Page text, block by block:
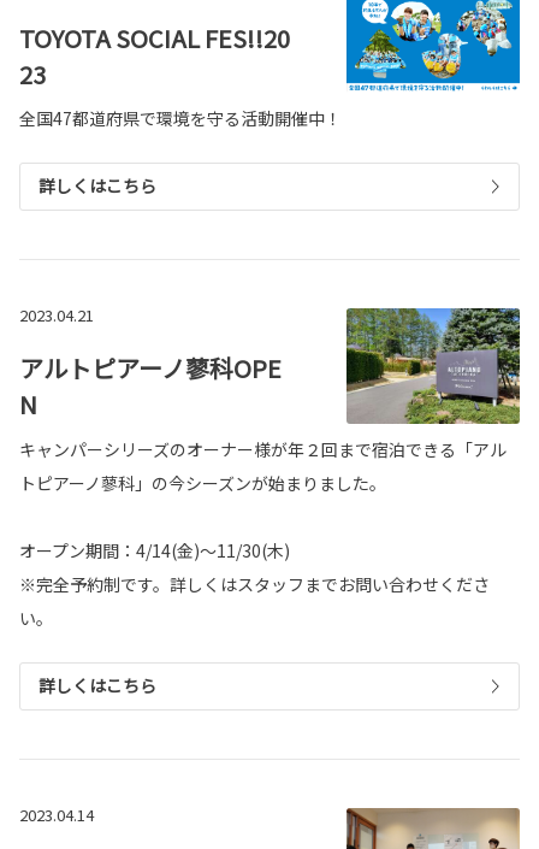
TOYOTA SOCIAL FES!!20
23
全国47都道府県で環境を守る活動開催中！
詳しくはこちら
2023.04.21
アルトピアーノ蓼科OPE
N
キャンパーシリーズのオーナー様が年２回まで宿泊できる「アル
トピアーノ蓼科」の今シーズンが始まりました。
オープン期間：4/14(金)～11/30(木)
※完全予約制です。詳しくはスタッフまでお問い合わせくださ
い。
詳しくはこちら
2023.04.14